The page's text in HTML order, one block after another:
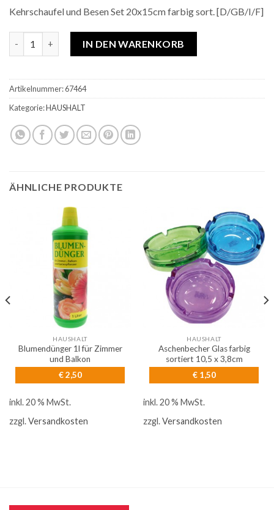
Kehrschaufel und Besen Set 20x15cm farbig sort. [D/GB/I/F]
IN DEN WARENKORB
Artikelnummer:67464
Kategorie:HAUSHALT
ÄHNLICHE PRODUKTE
HAUSHALT
Blumendünger 1l für Zimmer
und Balkon
€2,50
inkl. 20 % MwSt.
zzgl.Versandkosten
HAUSHALT
Aschenbecher Glas farbig
sortiert 10,5 x 3,8cm
€1,50
inkl. 20 % MwSt.
zzgl.Versandkosten